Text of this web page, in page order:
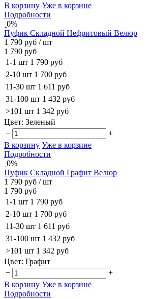
В корзину Уже в корзине
Подробности
0%
Пуфик Складной Нефритовый Велюр
1 790 руб / шт
1 790 руб
1-1 шт 1 790 руб
2-10 шт 1 700 руб
11-30 шт 1 611 руб
31-100 шт 1 432 руб
>101 шт 1 342 руб
Цвет: Зеленый
−
+
В корзину Уже в корзине
Подробности
0%
Пуфик Складной Графит Велюр
1 790 руб / шт
1 790 руб
1-1 шт 1 790 руб
2-10 шт 1 700 руб
11-30 шт 1 611 руб
31-100 шт 1 432 руб
>101 шт 1 342 руб
Цвет: Графит
−
+
В корзину Уже в корзине
Подробности